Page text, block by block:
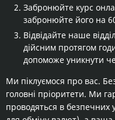
Забронюйте курс
забронюйте його на
Відвідайте наше
дійсним протягом
допоможе уникнути
Ми піклуємося про вас.
головні пріоритети. Ми
проводяться в